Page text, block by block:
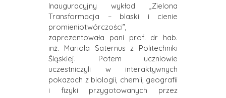
Inauguracyjny wykład „Zielona
Transformacja
– blaski i cienie
promieniotwórczości”,
zaprezentowała pani prof. dr hab.
inż. Mariola Saternus z Politechniki
Śląskiej. Potem uczniowie
uczestniczyli w interaktywnych
pokazach z biologii, chemii, geografii
i fizyki przygotowanych przez